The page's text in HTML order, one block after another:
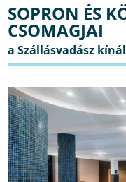
SOPRON ÉS
CSOMAGJAI